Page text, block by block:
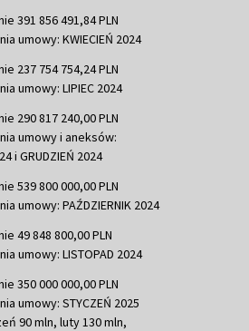
391 856 491,84 PLN
umowy: KWIECIEŃ 2024
237 754 754,24 PLN
umowy: LIPIEC 2024
290 817 240,00 PLN
umowy i aneksów:
i GRUDZIEŃ 2024
539 800 000,00 PLN
umowy: PAŹDZIERNIK 2024
49 848 800,00 PLN
umowy: LISTOPAD 2024
350 000 000,00 PLN
umowy: STYCZEŃ 2025
90 mln, luty 130 mln,